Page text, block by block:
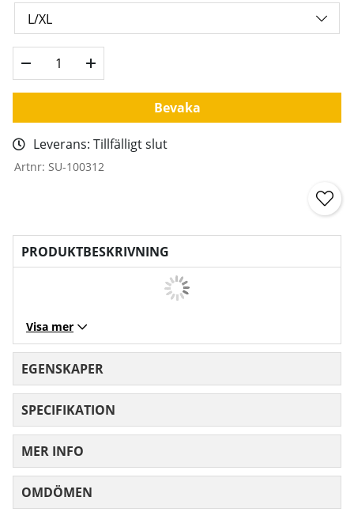
Bevaka
Leverans: Tillfälligt slut
Artnr: SU-100312
PRODUKTBESKRIVNING
Visa mer
EGENSKAPER
SPECIFIKATION
MER INFO
OMDÖMEN